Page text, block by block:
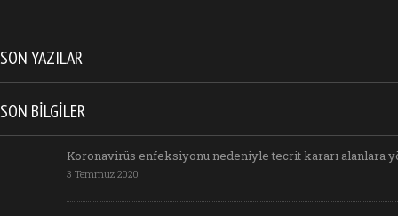
SON YAZILAR
SON BILGILER
Koronavirüs enfeksiyonu nedeniyle tecrit kararı alanlara
3 Temmuz 2020